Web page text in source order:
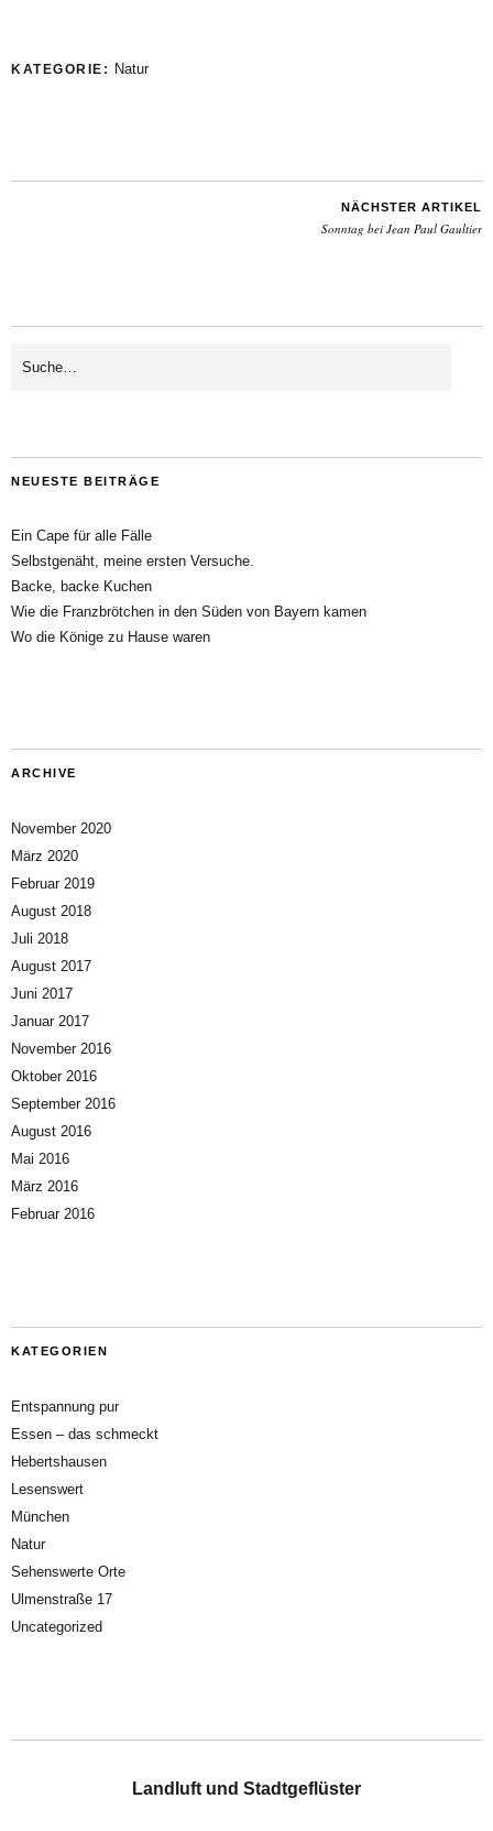
KATEGORIE: Natur
NÄCHSTER ARTIKEL
Sonntag bei Jean Paul Gaultier
NEUESTE BEITRÄGE
Ein Cape für alle Fälle
Selbstgenäht, meine ersten Versuche.
Backe, backe Kuchen
Wie die Franzbrötchen in den Süden von Bayern kamen
Wo die Könige zu Hause waren
ARCHIVE
November 2020
März 2020
Februar 2019
August 2018
Juli 2018
August 2017
Juni 2017
Januar 2017
November 2016
Oktober 2016
September 2016
August 2016
Mai 2016
März 2016
Februar 2016
KATEGORIEN
Entspannung pur
Essen – das schmeckt
Hebertshausen
Lesenswert
München
Natur
Sehenswerte Orte
Ulmenstraße 17
Uncategorized
Landluft und Stadtgeflüster